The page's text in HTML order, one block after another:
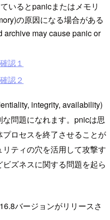
いるとpanicまたはメモリ
の原因になる場合がある
archive may cause panic or
認１
認２
integrity, availability)
問題になれます。pnicは思
ロセスを終了させることが
ティの穴を活用して攻撃す
ズネスに関する問題を起ら
バージョンがリリースさ